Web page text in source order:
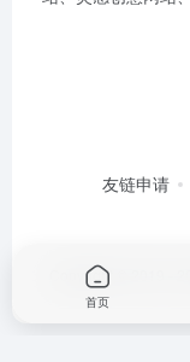
友链申请
Copyright © 2019 -
首页